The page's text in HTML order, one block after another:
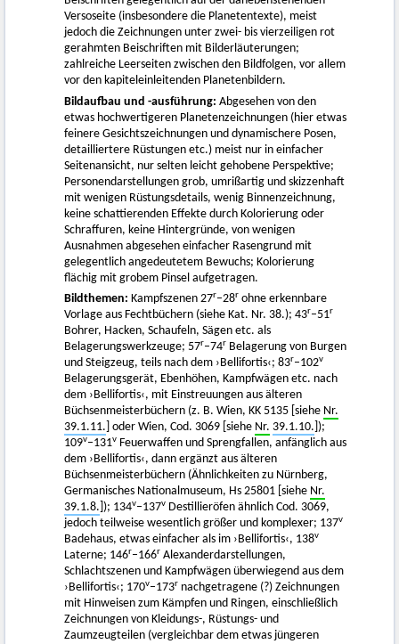
Versoseite (insbesondere die Planetentexte), meist
jedoch die Zeichnungen unter zwei- bis vierzeiligen rot
gerahmten Beischriften mit Bilderläuterungen;
zahlreiche Leerseiten zwischen den Bildfolgen, vor allem
vor den kapiteleinleitenden Planetenbildern.
Bildaufbau und -ausführung: Abgesehen von den
etwas hochwertigeren Planetenzeichnungen (hier etwas
feinere Gesichtszeichnungen und dynamischere Posen,
detailliertere Rüstungen etc.) meist nur in einfacher
Seitenansicht, nur selten leicht gehobene Perspektive;
Personendarstellungen grob, umrißartig und skizzenhaft
mit wenigen Rüstungsdetails, wenig Binnenzeichnung,
keine schattierenden Effekte durch Kolorierung oder
Schraffuren, keine Hintergründe, von wenigen
Ausnahmen abgesehen einfacher Rasengrund mit
gelegentlich angedeutetem Bewuchs; Kolorierung
flächig mit grobem Pinsel aufgetragen.
Bildthemen: Kampfszenen 27r–28r ohne erkennbare
Vorlage aus Fechtbüchern (siehe Kat. Nr. 38.); 43r–51r
Bohrer, Hacken, Schaufeln, Sägen etc. als
Belagerungswerkzeuge; 57r–74r Belagerung von Burgen
und Steigzeug, teils nach dem ›Bellifortis‹; 83r–102v
Belagerungsgerät, Ebenhöhen, Kampfwägen etc. nach
dem ›Bellifortis‹, mit Einstreuungen aus älteren
Büchsenmeisterbüchern (z. B. Wien, KK 5135 [siehe Nr.
39.1.11. ] oder Wien, Cod. 3069 [siehe Nr. 39.1.10. ]);
109v–131v Feuerwaffen und Sprengfallen, anfänglich aus
dem ›Bellifortis‹, dann ergänzt aus älteren
Büchsenmeisterbüchern (Ähnlichkeiten zu Nürnberg,
Germanisches Nationalmuseum, Hs 25801 [siehe Nr.
39.1.8. ]); 134v–137v Destillieröfen ähnlich Cod. 3069,
jedoch teilweise wesentlich größer und komplexer; 137v
Badehaus, etwas einfacher als im ›Bellifortis‹, 138v
Laterne; 146r–166r Alexanderdarstellungen,
Schlachtszenen und Kampfwägen überwiegend aus dem
›Bellifortis‹; 170v–173r nachgetragene (?) Zeichnungen
mit Hinweisen zum Kämpfen und Ringen, einschließlich
Zeichnungen von Kleidungs-, Rüstungs- und
Zaumzeugteilen (vergleichbar dem etwas jüngeren